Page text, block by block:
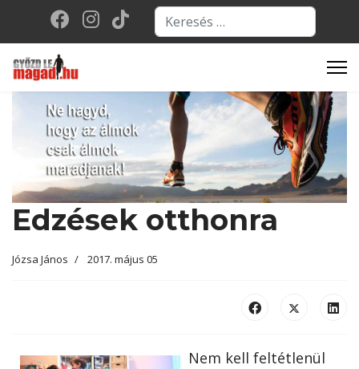
Keresés...
Type 2 or more
Edzések otthonra
Józsa János 2017. május 05
Nem kell feltétlenül